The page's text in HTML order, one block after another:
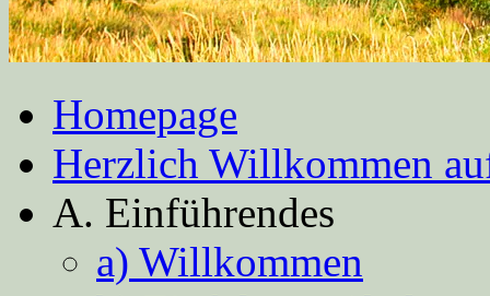
Homepage
Herzlich Willkommen
A. Einführendes
a) Willkommen